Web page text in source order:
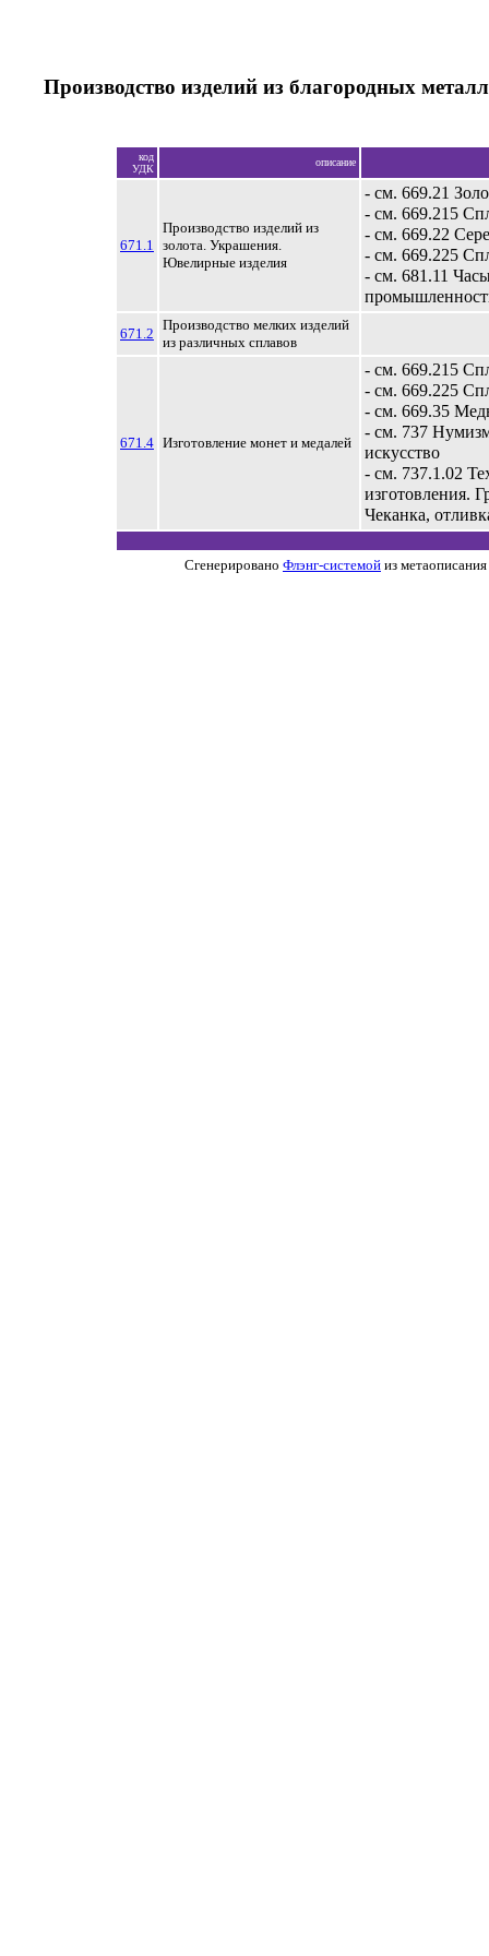
Производство изделий из благородных
код
УДК
описание
671.1
Производство изделий из
золота. Украшения.
Ювелирные изделия
- см. 669.21
- см. 669.215
- см. 669.22
- см. 669.225
- см. 681.11
671.2
Производство мелких изделий
из различных сплавов
671.4 Изготовление монет и медалей
- см. 669.215
- см. 669.225
- см. 669.35
- см. 737
искусство
- см. 737.1.02
изготовления.
Чеканка,
Сгенерировано Флэнг-системой из